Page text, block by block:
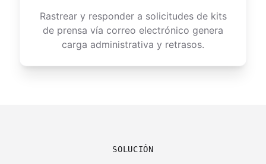
Rastrear y responder a solicitudes de kits
de prensa vía correo electrónico genera
carga administrativa y retrasos.
SOLUCIÓN